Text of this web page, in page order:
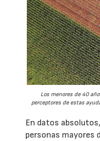
Los menores de 40
perceptores de estas
En datos
personas mayores